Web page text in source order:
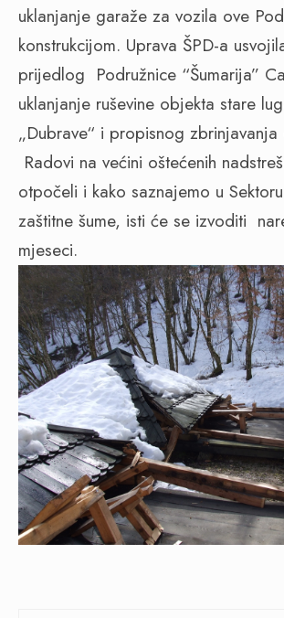
uklanjanje garaže za vozila ove
konstrukcijom. Uprava ŠPD-a
prijedlog Podružnice “Šumarija”
uklanjanje ruševine objekta stare
„Dubrave“ i propisnog
Radovi na većini oštećenih
otpočeli i kako saznajemo u
zaštitne šume, isti će se izvoditi
mjeseci.